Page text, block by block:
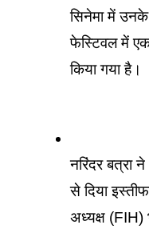
सिनेमा में उनके
फेस्टिवल में एक
किया गया है।
नरिंदर बत्रा ने
से दिया
अध्यक्ष (FIH)